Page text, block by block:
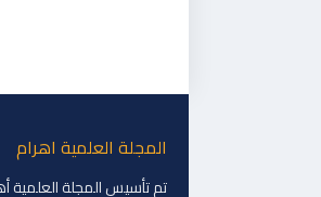
المجلة العلمية اهرام